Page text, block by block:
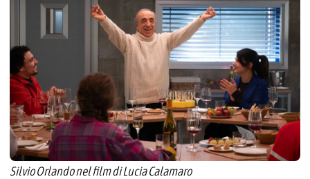
Silvio Orlando nel film di Lucia Calamaro